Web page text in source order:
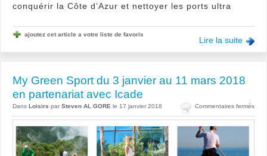
conquérir la Côte d’Azur et nettoyer les ports ultra
Lire la suite
ajoutez cet article a votre liste de favoris
My Green Sport du 3 janvier au 11 mars 2018
en partenariat avec Icade
Dans Loisirs par Steven AL GORE le 17 janvier 2018 Commentaires ferméssur
My